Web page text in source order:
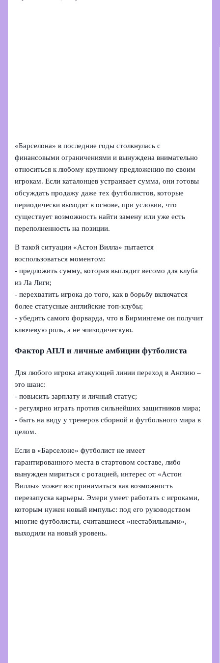
«Барселона» в последние годы столкнулась с
финансовыми ограничениями и вынуждена внимательно
относиться к любому крупному предложению по своим
игрокам. Если каталонцев устраивает сумма, они готовы
обсуждать продажу даже тех футболистов, которые
периодически выходят в основе, при условии, что
существует возможность найти замену или уже есть
переполненность на позиции.
В такой ситуации «Астон Вилла» пытается
воспользоваться моментом:
- предложить сумму, которая выглядит весомо для клуба
из Ла Лиги;
- перехватить игрока до того, как в борьбу включатся
более статусные английские топ-клубы;
- убедить самого форварда, что в Бирмингеме он получит
ключевую роль, а не эпизодическую.
Фактор АПЛ и личные амбиции футболиста
Для любого игрока атакующей линии переход в Англию –
это шанс:
- повысить зарплату и личный статус;
- регулярно играть против сильнейших защитников мира;
- быть на виду у тренеров сборной и футбольного мира в
целом.
Если в «Барселоне» футболист не имеет
гарантированного места в стартовом составе, либо
вынужден мириться с ротацией, интерес от «Астон
Виллы» может восприниматься как возможность
перезапуска карьеры. Эмери умеет работать с игроками,
которым нужен новый импульс: под его руководством
многие футболисты, считавшиеся «нестабильными»,
выходили на новый уровень.